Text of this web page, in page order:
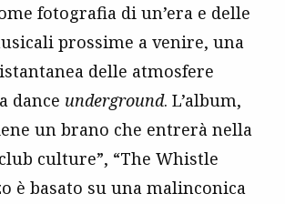
fotografia di un’era e delle
prossime a venire, una
delle atmosfere
dance underground. L’album,
un brano che entrerà nella
culture”, “The Whistle
è basato su una malinconica